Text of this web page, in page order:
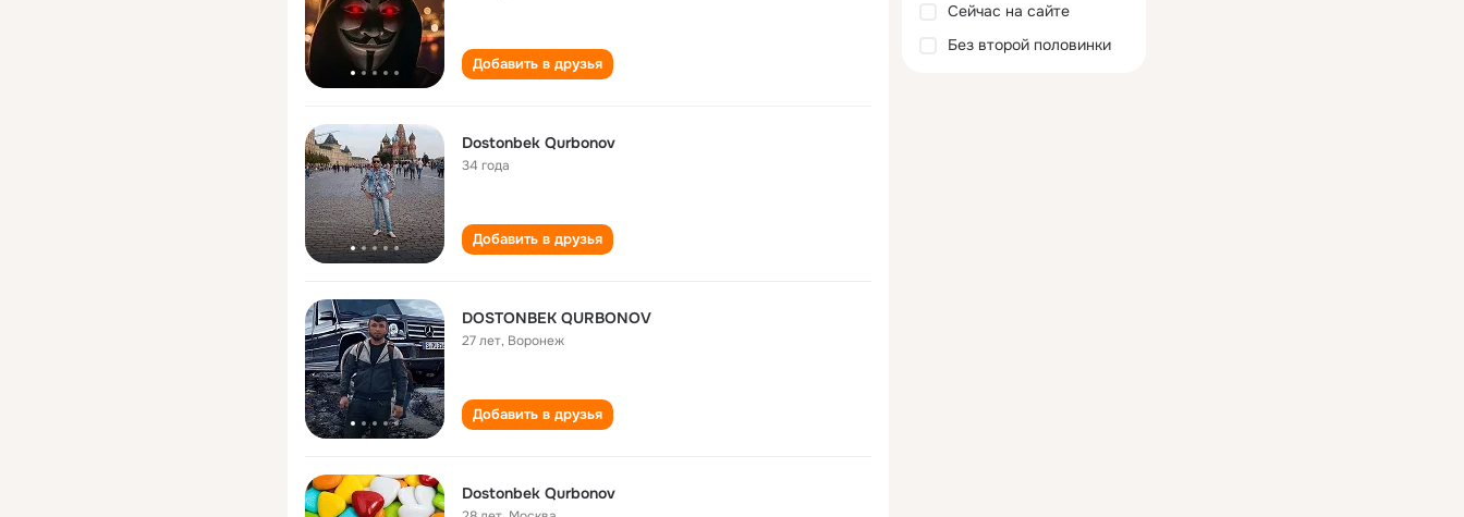
Добавить в друзья
Dostonbek Qurbonov
34 года
Добавить в друзья
DOSTONBEK QURBONOV
27 лет, Воронеж
Добавить в друзья
Dostonbek Qurbonov
Сейчас на сайте
Без второй половинки